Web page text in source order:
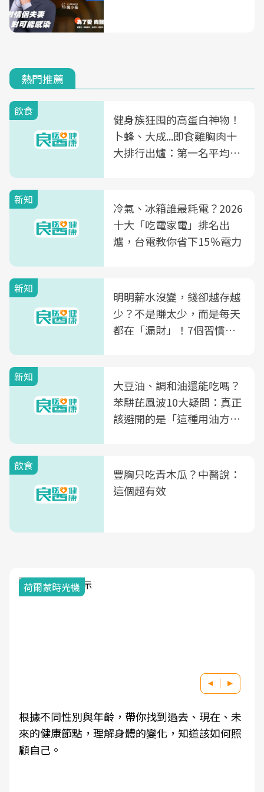
熱門推薦
飲食
健身族狂囤的高蛋白神物！
卜蜂、大成...即食雞胸肉十
大排行出爐：第一名平均一
新知
冷氣、冰箱誰最耗電？2026
十大「吃電家電」排名出
爐，台電教你省下15％電力
新知
明明薪水沒變，錢卻越存越
少？不是賺太少，而是每天
都在「漏財」！7個習慣一
新知
大豆油、調和油還能吃嗎？
苯駢芘風波10大疑問：真正
該避開的是「這種用油方
飲食
豐胸只吃青木瓜？中醫說：
這個超有效
荷爾蒙時光機
根據不同性別與年齡，帶你找到過去、現在、未
來的健康節點，理解身體的變化，知道該如何照
顧自己。